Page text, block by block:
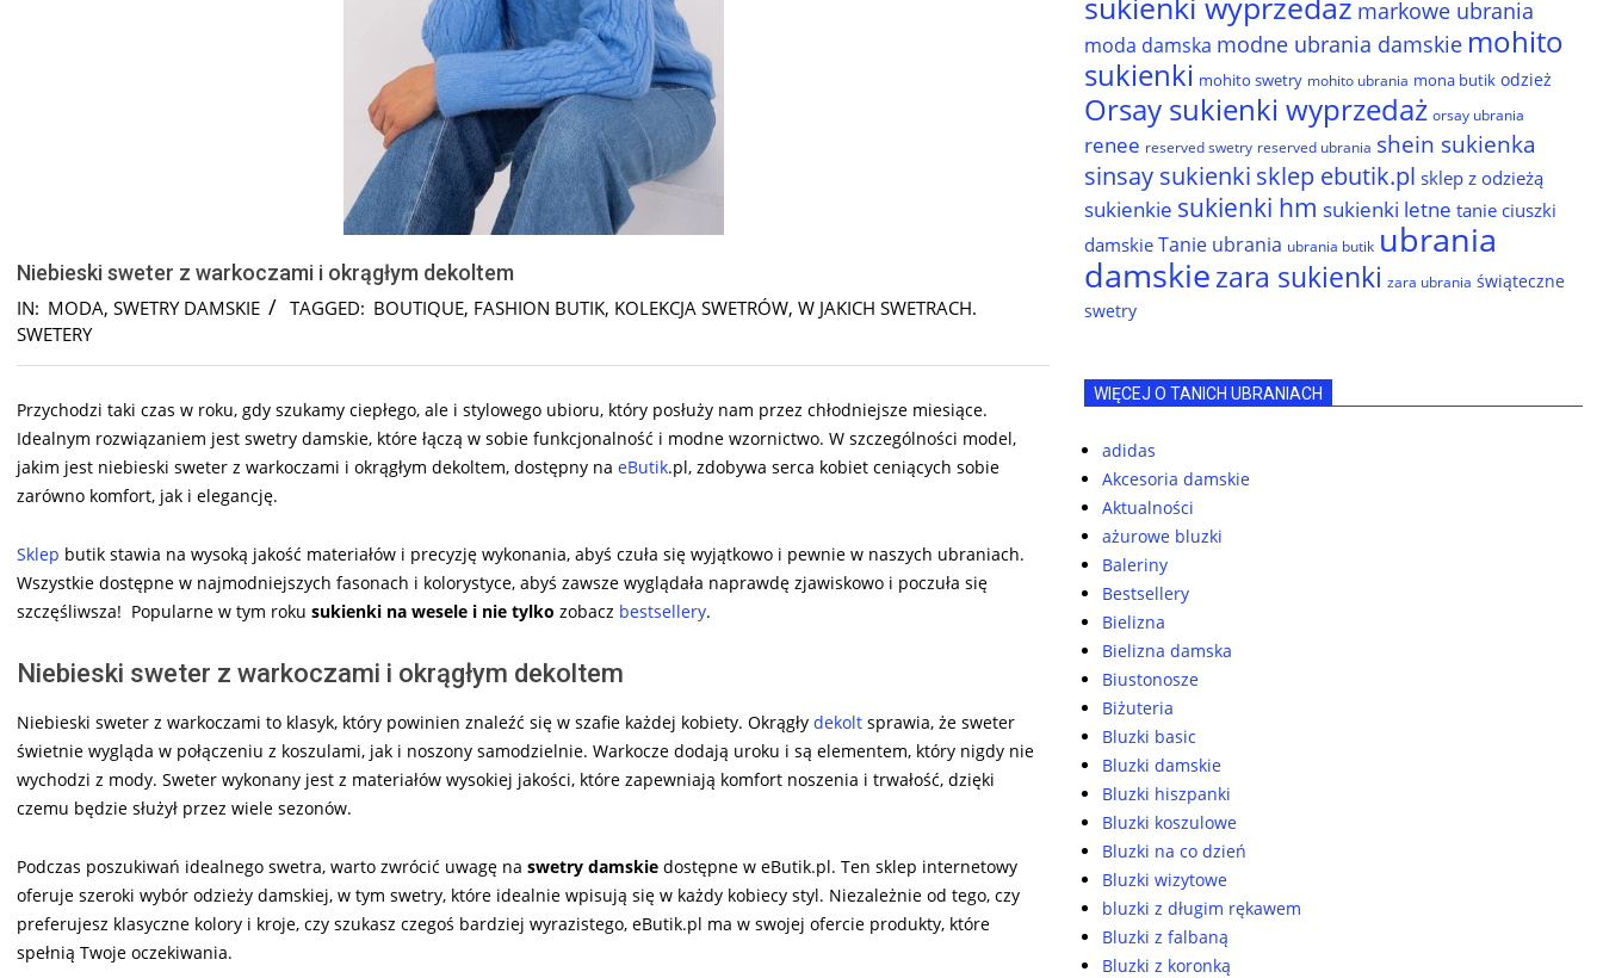
Niebieski sweter z warkoczami i okrągłym dekoltem
IN: MODA, SWETRY DAMSKIE TAGGED: BOUTIQUE, FASHION BUTIK, KOLEKCJA SWETRÓW, W JAKICH SWETRACH.
SWETERY
Przychodzi taki czas w roku, gdy szukamy ciepłego, ale i stylowego ubioru, który posłuży nam przez chłodniejsze miesiące.
Idealnym rozwiązaniem jest swetry damskie, które łączą w sobie funkcjonalność i modne wzornictwo. W szczególności model,
jakim jest niebieski sweter z warkoczami i okrągłym dekoltem, dostępny na eButik.pl, zdobywa serca kobiet ceniących sobie
zarówno komfort, jak i elegancję.
Sklep butik stawia na wysoką jakość materiałów i precyzję wykonania, abyś czuła się wyjątkowo i pewnie w naszych ubraniach.
Wszystkie dostępne w najmodniejszych fasonach i kolorystyce, abyś zawsze wyglądała naprawdę zjawiskowo i poczuła się
szczęśliwsza! Popularne w tym roku sukienki na wesele i nie tylko zobacz bestsellery.
Niebieski sweter z warkoczami i okrągłym dekoltem
Niebieski sweter z warkoczami to klasyk, który powinien znaleźć się w szafie każdej kobiety. Okrągły dekolt sprawia, że sweter
świetnie wygląda w połączeniu z koszulami, jak i noszony samodzielnie. Warkocze dodają uroku i są elementem, który nigdy nie
wychodzi z mody. Sweter wykonany jest z materiałów wysokiej jakości, które zapewniają komfort noszenia i trwałość, dzięki
czemu będzie służył przez wiele sezonów.
Podczas poszukiwań idealnego swetra, warto zwrócić uwagę na swetry damskie dostępne w eButik.pl. Ten sklep internetowy
oferuje szeroki wybór odzieży damskiej, w tym swetry, które idealnie wpisują się w każdy kobiecy styl. Niezależnie od tego, czy
preferujesz klasyczne kolory i kroje, czy szukasz czegoś bardziej wyrazistego, eButik.pl ma w swojej ofercie produkty, które
spełnią Twoje oczekiwania.
markowe ubrania
moda damska modne ubrania damskie mohito
sukienki mohito swetry mohito ubrania mona butik odzież
Orsay sukienki wyprzedaż orsay ubrania
renee reserved swetry reserved ubrania shein sukienka
sinsay sukienki sklep ebutik.pl sklep z odzieżą
sukienkie sukienki hm sukienki letne tanie ciuszki
damskie Tanie ubrania ubrania butik ubrania
damskiezara sukienki zara ubrania świąteczne
swetry
WIĘCEJ O TANICH UBRANIACH
adidas
Akcesoria damskie
Aktualności
ażurowe bluzki
Baleriny
Bestsellery
Bielizna
Bielizna damska
Biustonosze
Biżuteria
Bluzki basic
Bluzki damskie
Bluzki hiszpanki
Bluzki koszulowe
Bluzki na co dzień
Bluzki wizytowe
bluzki z długim rękawem
Bluzki z falbaną
Bluzki z koronką